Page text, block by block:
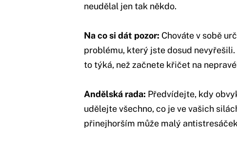
neudělal jen tak někdo.
Na co si dát pozor: Chováte v sobě
problému, který jste dosud
to týká, než začnete křičet na
Andělská rada: Předvídejte, kdy
udělejte všechno, co je ve vašich
přinejhorším může malý